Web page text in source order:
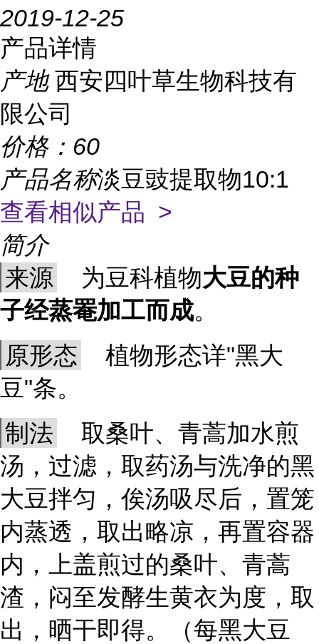
2019-12-25
产品详情
产地 西安四叶草生物科技有
限公司
价格： 60
产品名称淡豆豉提取物10:1
查看相似产品 >
简介
来源
为豆科植物大豆的种
子经蒸罨加工而成。
原形态
植物形态详"黑大
豆"条。
制法
取桑叶、青蒿加水煎
汤，过滤，取药汤与洗净的黑
大豆拌匀，俟汤吸尽后，置笼
内蒸透，取出略凉，再置容器
内，上盖煎过的桑叶、青蒿
渣，闷至发酵生黄衣为度，取
出，晒干即得。（每黑大豆